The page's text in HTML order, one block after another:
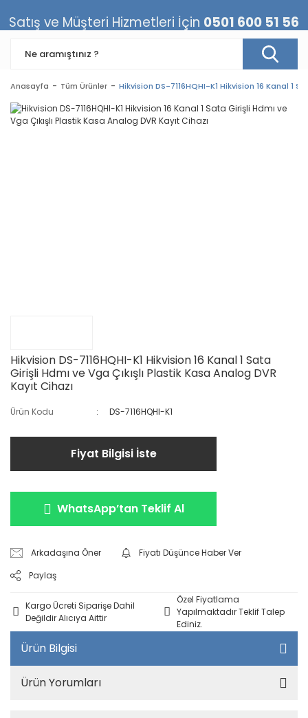
Anasayfa Tüm Ürünler Hikvision DS-7116HQHI-K1 Hikvision 16 Kanal 1
Hikvision DS-7116HQHI-K1 Hikvision 16 Kanal 1 Sata
Girişli Hdmı ve Vga Çıkışlı Plastik Kasa Analog DVR
Kayıt Cihazı
Ürün Kodu DS-7116HQHI-K1
Fiyat Bilgisi İste
WhatsApp’tan Teklif Al
Arkadaşına Öner
Fiyatı Düşünce Haber Ver
Paylaş
Kargo Ücreti Siparişe Dahil
Değildir Alıcıya Aittir
Özel Fiyatlama
Yapılmaktadır Teklif Talep
Ediniz.
Ürün Bilgisi
Ürün Yorumları
Satış ve Müşteri Hizmetleri İçin 0501 600 51 56